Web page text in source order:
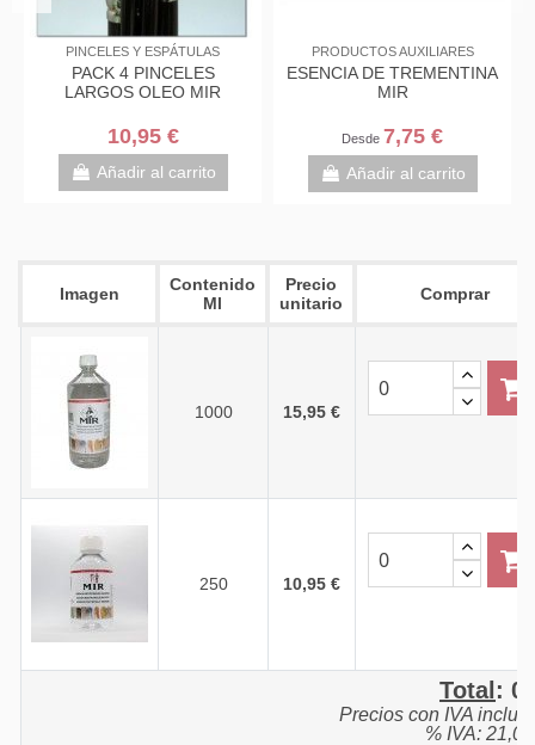
PRODUCTOS AUXILIARES
ESENCIA DE TREMENTINA
RECTIFICADA TITAN
6,99 €
Añadir al carrito
PINCELES Y ESPÁTULAS
PACK 4 PINCELES
LARGOS OLEO MIR
10,95 €
Añadir al carrito
Imagen
Contenido
Ml
Precio
unitario
Comprar
1000 15,95 €
250 10,95 €
Total :
Precios con IVA
% IVA: